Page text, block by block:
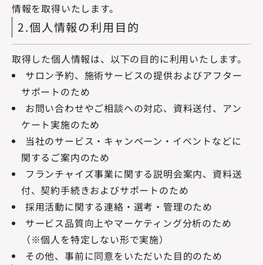
情報を取得いたします。
2.個人情報の利用目的
取得した個人情報は、以下の目的に利用いたします。
サロン予約、施術サービスの提供およびアフター
サポートのため
お問い合わせやご相談への対応、資料送付、アン
ケート実施のため
当社のサービス・キャンペーン・イベントなどに
関するご案内のため
フランチャイズ事業に関する説明会案内、資料送
付、契約手続きおよびサポートのため
採用活動に関する連絡・選考・管理のため
サービス品質向上やマーケティング分析のため
（※個人を特定しない形で実施）
その他、事前に同意をいただいた目的のため